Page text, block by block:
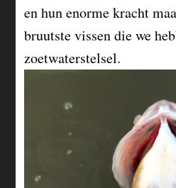
en hun enorme kracht
bruutste vissen die we
zoetwaterstelsel.